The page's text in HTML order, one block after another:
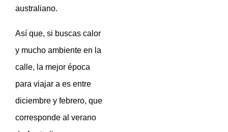
australiano.
Así que, si buscas calor
y mucho ambiente en la
calle, la mejor época
para viajar a es entre
diciembre y febrero, que
corresponde al verano